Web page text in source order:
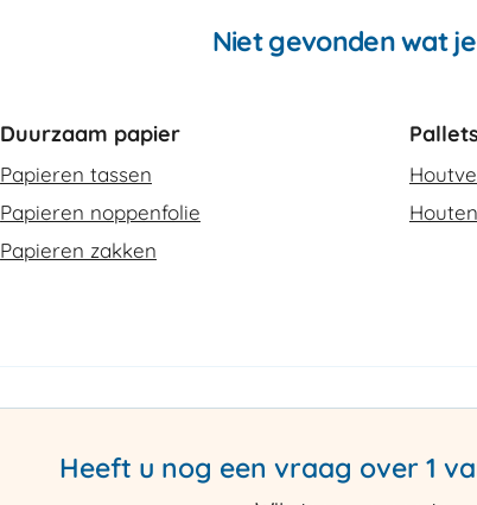
Niet gevonden wat
Duurzaam papier
Papieren tassen
Papieren noppenfolie
Papieren zakken
Pallets
Heeft u nog een vraag over 1